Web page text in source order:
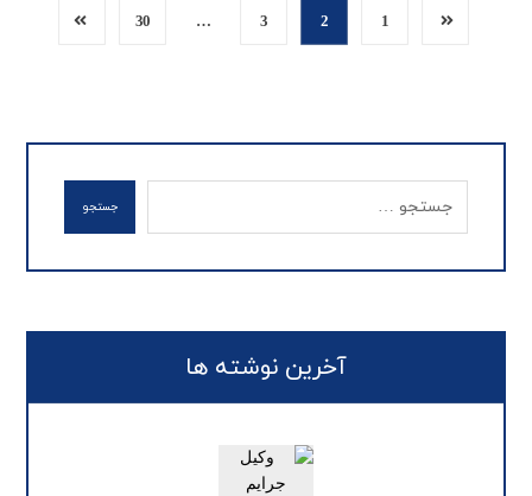
1
2
3
…
30
جستجو
آخرین نوشته ها